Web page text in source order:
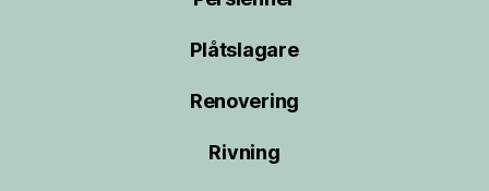
Plåtslagare
Renovering
Rivning